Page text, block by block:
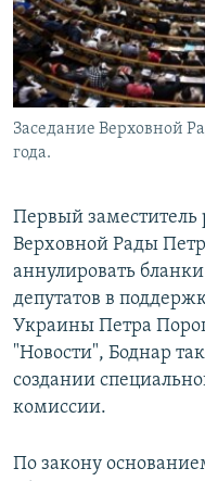
Заседание Верховной
года.
Первый заместитель
Верховной Рады
аннулировать
депутатов в
Украины Петра
"Новости", Боднар
создании
комиссии.
По закону